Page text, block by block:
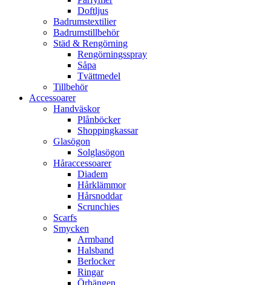
Doftljus
Badrumstextilier
Badrumstillbehör
Städ & Rengörning
Rengörningsspray
Såpa
Tvättmedel
Tillbehör
Accessoarer
Handväskor
Plånböcker
Shoppingkassar
Glasögon
Solglasögon
Håraccessoarer
Diadem
Hårklämmor
Hårsnoddar
Scrunchies
Scarfs
Smycken
Armband
Halsband
Berlocker
Ringar
Örhängen